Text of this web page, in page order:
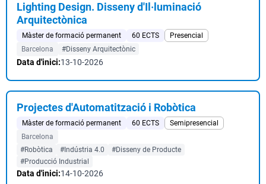
Lighting Design. Disseny d'Il·luminació
Arquitectònica
Màster de formació permanent 60 ECTS
Presencial
Barcelona
#Disseny Arquitectònic
Data d'inici:13-10-2026
Projectes d'Automatització i Robòtica
Màster de formació permanent 60 ECTS
Semipresencial
Barcelona
#Robòtica
#Indústria 4.0
#Disseny de Producte
#Producció Industrial
Data d'inici:14-10-2026